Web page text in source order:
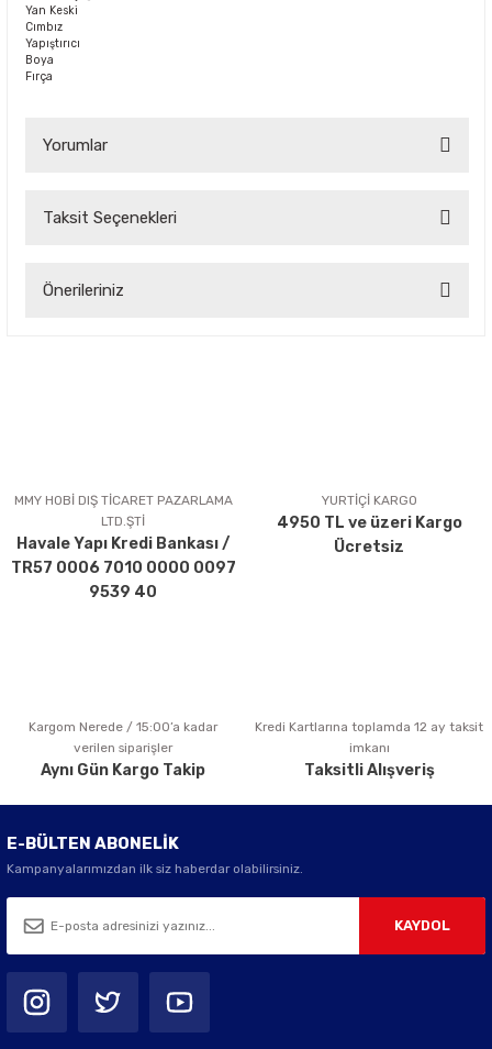
Yan Keski
Cımbız
Yapıştırıcı
Boya
Fırça
Yorumlar
Taksit Seçenekleri
Önerileriniz
Ürün açıklamasında eksik bilgiler bulunuyor.
Ürün bilgilerinde hatalar bulunuyor.
Ürün fiyatı diğer sitelerden daha pahalı.
Bu ürüne benzer farklı alternatifler olmalı.
Gönder
MMY HOBİ DIŞ TİCARET PAZARLAMA
LTD.ŞTİ
Havale Yapı Kredi Bankası /
TR57 0006 7010 0000 0097
9539 40
YURTİÇİ KARGO
4950 TL ve üzeri Kargo
Ücretsiz
Kargom Nerede / 15:00’a kadar
verilen siparişler
Aynı Gün Kargo Takip
Kredi Kartlarına toplamda 12 ay taksit
imkanı
Taksitli Alışveriş
E-BÜLTEN ABONELİK
Kampanyalarımızdan ilk siz haberdar olabilirsiniz.
KAYDOL